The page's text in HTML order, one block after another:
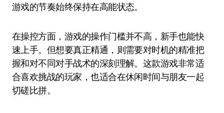
游戏的节奏始终保持在高能状态。
在操控方面，游戏的操作门槛并不高，新手也能快
速上手。但想要真正精通，则需要对时机的精准把
握和对不同对手战术的深刻理解。这款游戏非常适
合喜欢挑战的玩家，也适合在休闲时间与朋友一起
切磋比拼。